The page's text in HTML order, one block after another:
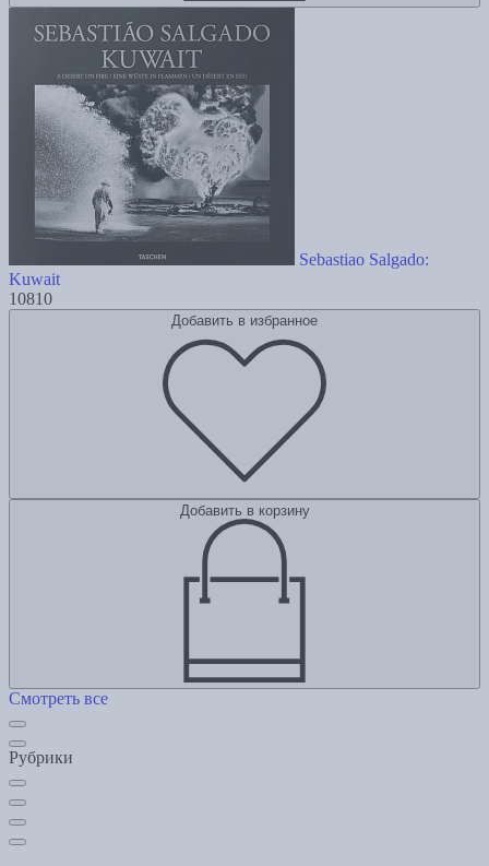
Sebastiao Salgado:
Kuwait
10810
Добавить в избранное
Добавить в корзину
Смотреть все
Рубрики